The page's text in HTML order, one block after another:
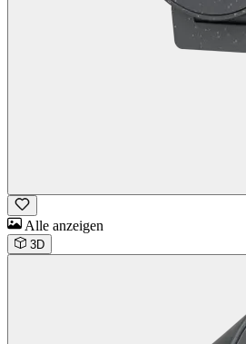
Alle anzeigen
3D